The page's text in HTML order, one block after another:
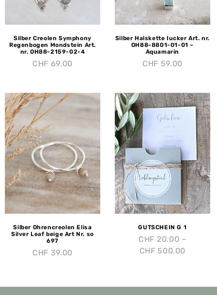
Silber Creolen Symphony
Regenbogen Mondstein Art.
nr. OH88-2159-02-4
CHF 69.00
Silber Halskette Iucker Art. nr.
OH88-8801-01-01 –
Aquamarin
CHF 59.00
Silber Ohrencreolen Elisa
Silver Leaf beige Art Nr. so
697
CHF 39.00
GUTSCHEIN G 1
CHF 20.00 –
CHF 500.00